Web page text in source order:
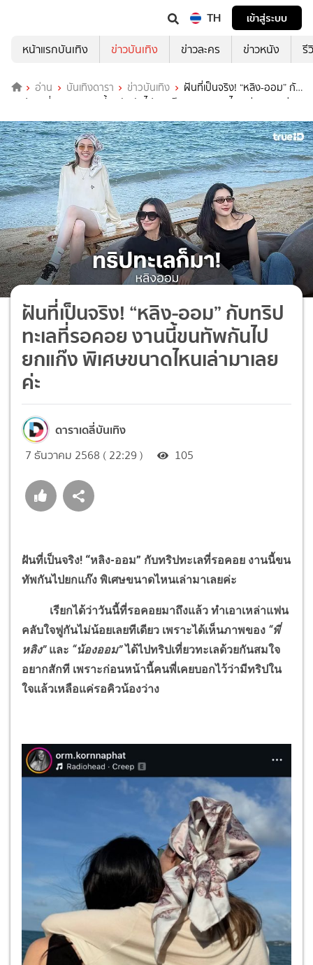
TH
เข้าสู่ระบบ
หน้าแรกบันเทิง
ข่าวบันเทิง ข่าวละคร ข่าวหนัง รี
อ่าน บันเทิงดารา ข่าวบันเทิง
ฝันที่เป็นจริง! “หลิง-ออม” กับ
ทริปทะเลที่รอคอย งานนี้ขนทัพกันไปยกแก๊ง พิเศษขนาดไหนเล่ามาเลยค่ะ
ฝันที่เป็นจริง! “หลิง-ออม” กับทริป
ทะเลที่รอคอย งานนี้ขนทัพกันไป
ยกแก๊ง พิเศษขนาดไหนเล่ามาเลย
ค่ะ
ดาราเดลี่บันเทิง
7 ธันวาคม 2568 ( 22:29 ) 105
ฝันที่เป็นจริง! “หลิง-ออม” กับทริปทะเลที่รอคอย งานนี้ขน
ทัพกันไปยกแก๊ง พิเศษขนาดไหนเล่ามาเลยค่ะ
เรียกได้ว่าวันนี้ที่รอคอยมาถึงแล้ว ทำเอาเหล่าแฟน
คลับใจฟูกันไม่น้อยเลยทีเดียว เพราะได้เห็นภาพของ “พี่
หลิง”และ “น้องออม”ได้ไปทริปเที่ยวทะเลด้วยกันสมใจ
อยากสักที เพราะก่อนหน้านี้คนพี่เคยบอกไว้ว่ามีทริปใน
ใจแล้วเหลือแค่รอคิวน้องว่าง